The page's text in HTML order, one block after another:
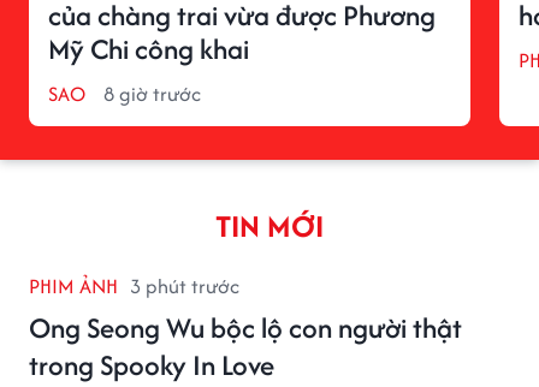
của chàng trai vừa được Phương
Mỹ Chi công khai
SAO 8 giờ trước
TIN MỚI
PHIM ẢNH 3 phút trước
Ong Seong Wu bộc lộ con người thật
trong Spooky In Love